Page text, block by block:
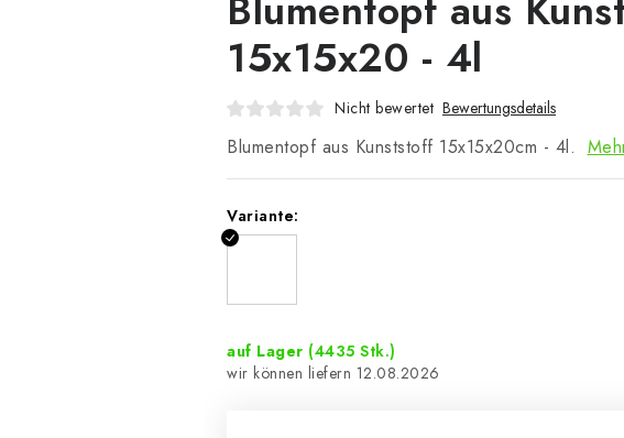
15x15x20 - 4l
Nicht bewertet Bewertungsdetails
Blumentopf aus Kunststoff 15x15x20cm - 4l.
Variante:
auf Lager (4435 Stk.)
12.08.2026